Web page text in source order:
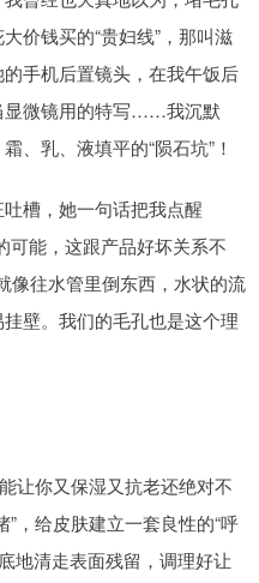
价钱买的“贵妇线”，那叫滋
手机后置镜头，在我午饭后
显微镜用的特写……我沉默
、乳、液填平的“陨石坑”！
槽，她一句话把我点醒
可能，这跟产品好坏关系不
像往水管里倒东西，水状的流
壁。我们的毛孔也是这个理
让你又保湿又抗老还绝对不
，给皮肤建立一套良性的“呼
地清走表面残留，调理好让